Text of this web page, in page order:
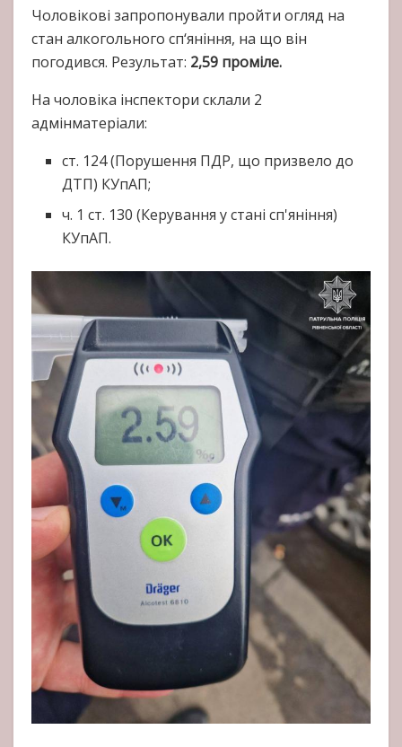
Чоловікові запропонували пройти огляд на
стан алкогольного сп‘яніння, на що він
погодився. Результат: 2,59 проміле.
На чоловіка інспектори склали 2
адмінматеріали:
ст. 124 (Порушення ПДР, що призвело до
ДТП) КУпАП;
ч. 1 ст. 130 (Керування у стані сп'яніння)
КУпАП.